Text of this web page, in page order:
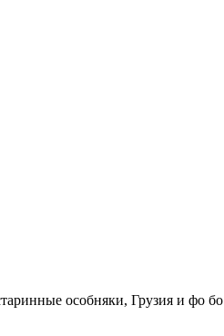
особняки, Грузия и фо бо